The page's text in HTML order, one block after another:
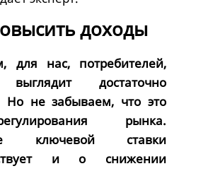
доходы
для нас, потребителей,
выглядит достаточно
Но не забываем, что это
рынка.
ключевой ставки
и о снижении